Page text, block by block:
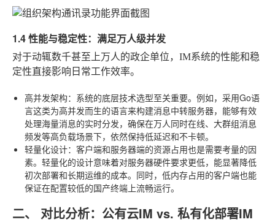
1.4 性能与稳定性：满足万人级并发
对于动辄数千甚至上万人的政企单位，IM系统的性能和稳
定性直接影响日常工作效率。
高并发架构：系统的底层技术选型至关重要。例如，采用Go语
言这类为高并发而生的语言来构建消息中转服务器，能够有效
处理海量消息的实时分发，确保在万人同时在线、大群组消息
频发等高负载场景下，依然保持低延迟和不卡顿。
轻量化设计：客户端和服务器端的资源占用也是需要考量的因
素。轻量化的设计意味着对服务器硬件要求更低，能显著降低
初次部署和长期运维的成本。同时，低内存占用的客户端也能
保证在配置较低的国产终端上流畅运行。
二、 对比分析：公有云IM vs. 私有化部署IM